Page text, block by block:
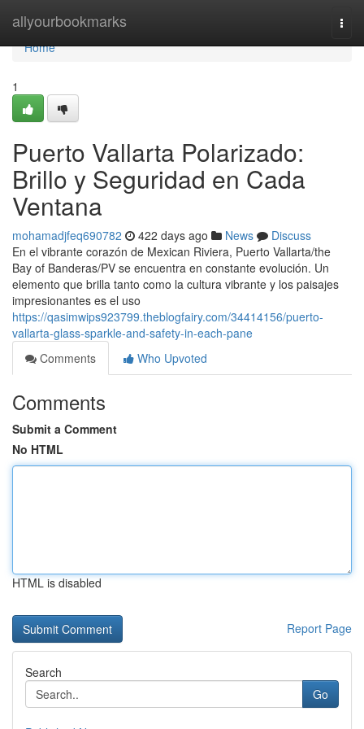
allyourbookmarks
Home
Home
1
Puerto Vallarta Polarizado:
Brillo y Seguridad en Cada
Ventana
mohamadjfeq690782 422 days ago News
Discuss
En el vibrante corazón de Mexican Riviera, Puerto Vallarta/the
Bay of Banderas/PV se encuentra en constante evolución. Un
elemento que brilla tanto como la cultura vibrante y los paisajes
impresionantes es el uso
https://qasimwips923799.theblogfairy.com/34414156/puerto-
vallarta-glass-sparkle-and-safety-in-each-pane
Comments
Who Upvoted
Comments
Submit a Comment
No HTML
HTML is disabled
Report Page
Search
Go